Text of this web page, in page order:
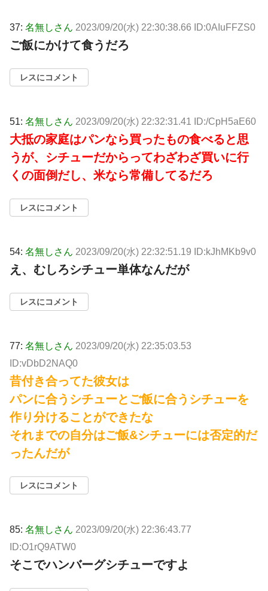
37: 名無しさん 2023/09/20(水) 22:30:38.66 ID:0AIuFFZS0
ご飯にかけて食うだろ
レスにコメント
51: 名無しさん 2023/09/20(水) 22:32:31.41 ID:/CpH5aE60
大抵の家庭はパンなら買ったもの食べると思
うが、シチューだからってわざわざ買いに行
くの面倒だし、米なら常備してるだろ
レスにコメント
54: 名無しさん 2023/09/20(水) 22:32:51.19 ID:kJhMKb9v0
え、むしろシチュー単体なんだが
レスにコメント
77: 名無しさん 2023/09/20(水) 22:35:03.53
ID:vDbD2NAQ0
昔付き合ってた彼女は
パンに合うシチューとご飯に合うシチューを
作り分けることができたな
それまでの自分はご飯&シチューには否定的だ
ったんだが
レスにコメント
85: 名無しさん 2023/09/20(水) 22:36:43.77
ID:O1rQ9ATW0
そこでハンバーグシチューですよ